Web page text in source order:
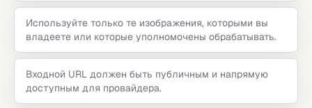
Используйте только те изображения, которыми вы
владеете или которые уполномочены обрабатывать.
Входной URL должен быть публичным и напрямую
доступным для провайдера.